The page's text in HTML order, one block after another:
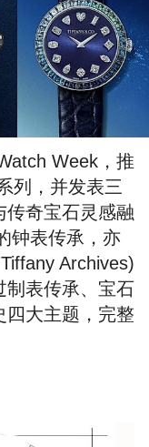
Week，推
列，并发表三
传奇宝石灵感融
钟表传承，亦
Archives)
制表传承、宝石
四大主题，完整